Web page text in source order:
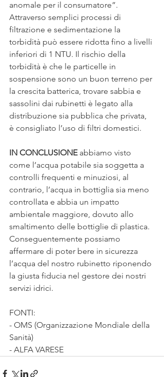
anomale per il consumatore”.
Attraverso semplici processi di
filtrazione e sedimentazione la
torbidità può essere ridotta fino a livelli
inferiori di 1 NTU. Il rischio della
torbidità è che le particelle in
sospensione sono un buon terreno per
la crescita batterica, trovare sabbia e
sassolini dai rubinetti è legato alla
distribuzione sia pubblica che privata,
è consigliato l’uso di filtri domestici.
IN CONCLUSIONE abbiamo visto
come l’acqua potabile sia soggetta a
controlli frequenti e minuziosi, al
contrario, l’acqua in bottiglia sia meno
controllata e abbia un impatto
ambientale maggiore, dovuto allo
smaltimento delle bottiglie di plastica.
Conseguentemente possiamo
affermare di poter bere in sicurezza
l’acqua del nostro rubinetto riponendo
la giusta fiducia nel gestore dei nostri
servizi idrici.
FONTI:
- OMS (Organizzazione Mondiale della
Sanità)
- ALFA VARESE